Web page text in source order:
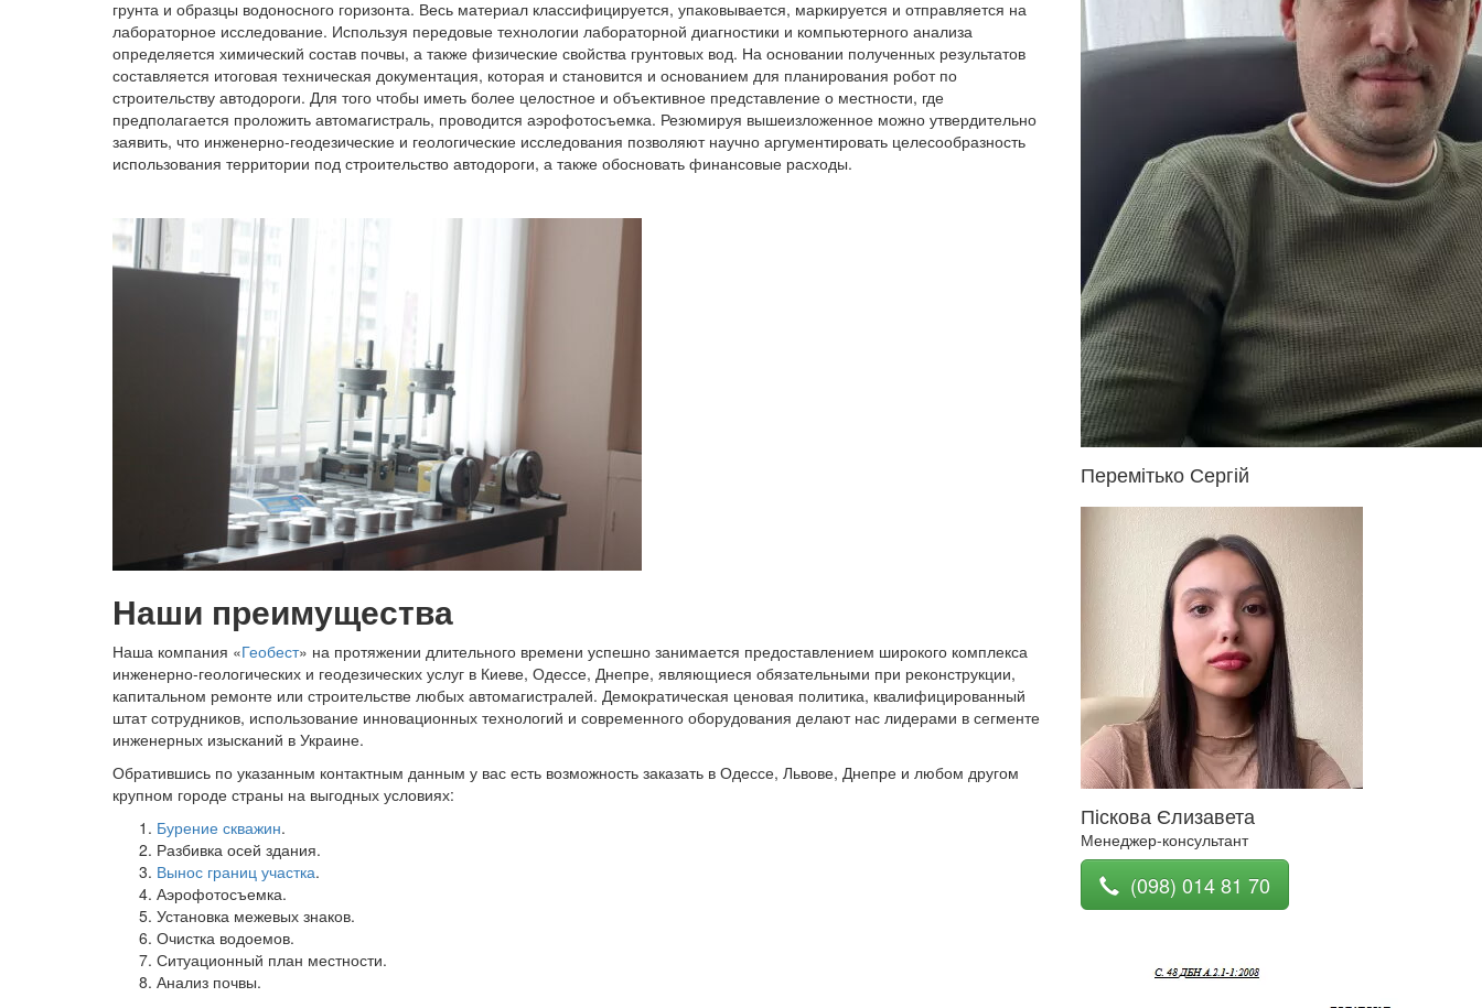
грунта и образцы водоносного горизонта. Весь материал классифицируется, упаковывается, маркируется и отправляется на
лабораторное исследование. Используя передовые технологии лабораторной диагностики и компьютерного анализа
определяется химический состав почвы, а также физические свойства грунтовых вод. На основании полученных результатов
составляется итоговая техническая документация, которая и становится и основанием для планирования робот по
строительству автодороги. Для того чтобы иметь более целостное и объективное представление о местности, где
предполагается проложить автомагистраль, проводится аэрофотосъемка. Резюмируя вышеизложенное можно утвердительно
заявить, что инженерно-геодезические и геологические исследования позволяют научно аргументировать целесообразность
использования территории под строительство автодороги, а также обосновать финансовые расходы.
Наши преимущества
Наша компания «Геобест» на протяжении длительного времени успешно занимается предоставлением широкого комплекса
инженерно-геологических и геодезических услуг в Киеве, Одессе, Днепре, являющиеся обязательными при реконструкции,
капитальном ремонте или строительстве любых автомагистралей. Демократическая ценовая политика, квалифицированный
штат сотрудников, использование инновационных технологий и современного оборудования делают нас лидерами в сегменте
инженерных изысканий в Украине.
Обратившись по указанным контактным данным у вас есть возможность заказать в Одессе, Львове, Днепре и любом другом
крупном городе страны на выгодных условиях:
Бурение скважин.
Разбивка осей здания.
Вынос границ участка.
Аэрофотосъемка.
Установка межевых знаков.
Очистка водоемов.
Ситуационный план местности.
Анализ почвы.
Перемітько Сергій
Піскова Єлизавета
Менеджер-консультант
(098) 014 81 70